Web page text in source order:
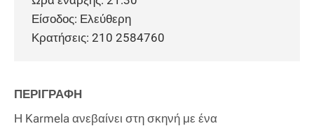
Είσοδος: Ελεύθερη
Κρατήσεις: 210 2584760
ΠΕΡΙΓΡΑΦΗ
Η Karmela ανεβαίνει στη σκηνή με ένα